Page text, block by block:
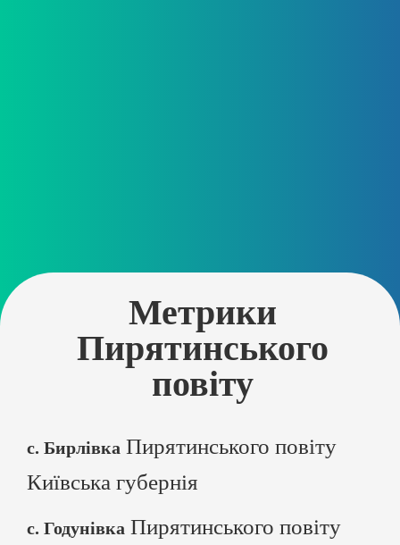
Метрики
Пирятинського
повіту
с. Бирлівка Пирятинського повіту
Київська губернія
с. Годунівка Пирятинського повіту